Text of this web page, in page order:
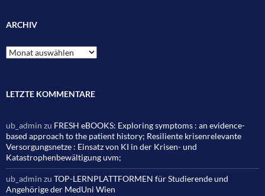
ARCHIV
Archiv
LETZTE KOMMENTARE
ub_admin zu FRESH eBOOKS: Exploring symptoms : an evidence-
based approach to the patient history; Resiliente krisenrelevante
Versorgungsnetze : Einsatz von KI in der Krisen- und
Katastrophenbewältigung uvm;
ub_admin zu TOP-LERNPLATTFORMEN für Studierende und
Angehörige der MedUni Wien